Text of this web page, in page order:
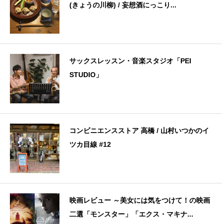
(きょうの川柳) / 妄想酒にっこり...
サックスレッスン・音楽スタジオ「PEI
STUDIO」
コンビニエンスストア 高橋 / 山村いつかのイ
ツカ目線 #12
映画レビュー ～美女には気をつけて！の映画
二選「モンスター」「エクス・マキナ...